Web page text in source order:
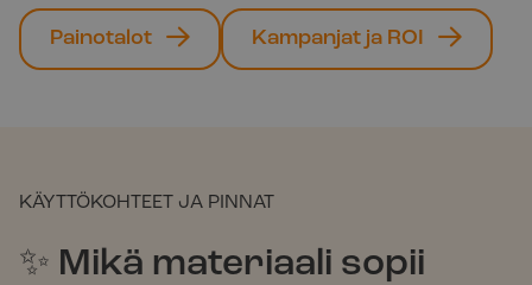
Painotalot Kampanjat ja ROI
KÄYTTÖKOHTEET JA PINNAT
✨ Mikä materiaali sopii